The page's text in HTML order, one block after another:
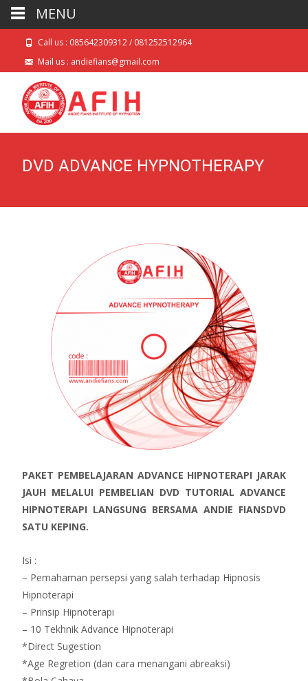
Call us : 085642309312 / 081252512964
Mail us : andiefians@gmail.com
DVD ADVANCE HYPNOTHERAPY
PAKET PEMBELAJARAN ADVANCE HIPNOTERAPI JARAK
JAUH MELALUI PEMBELIAN DVD TUTORIAL ADVANCE
HIPNOTERAPI LANGSUNG BERSAMA ANDIE FIANSDVD
SATU KEPING.
Isi :
– Pemahaman persepsi yang salah terhadap Hipnosis
Hipnoterapi
– Prinsip Hipnoterapi
– 10 Tekhnik Advance Hipnoterapi
*Direct Sugestion
*Age Regretion (dan cara menangani abreaksi)
MENU